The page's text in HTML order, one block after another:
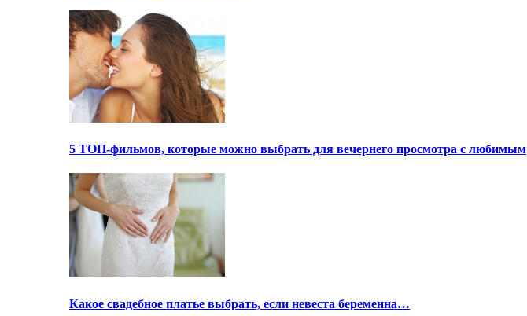
5 ТОП-фильмов, которые можно выбрать для вечернего просмотра с любимым
Какое свадебное платье выбрать, если невеста беременна…